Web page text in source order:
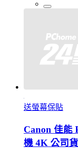
送螢幕保貼
Canon 佳能
機 4K 公司貨